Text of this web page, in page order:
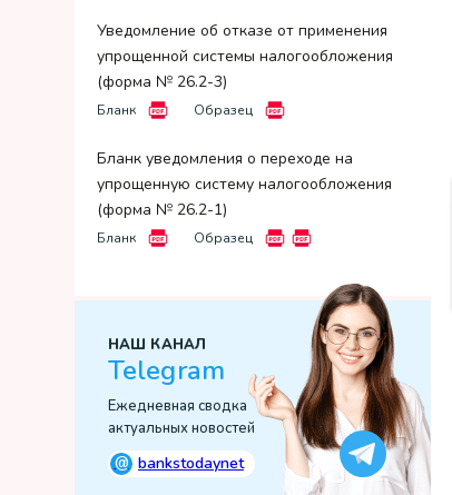
Уведомление об отказе от применения
упрощенной системы налогообложения
(форма № 26.2-3)
Бланк Образец
Бланк уведомления о переходе на
упрощенную систему налогообложения
(форма № 26.2-1)
Бланк Образец
НАШ КАНАЛ
Telegram
Ежедневная сводка
актуальных новостей
@ bankstodaynet